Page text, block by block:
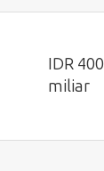
IDR 400
miliar